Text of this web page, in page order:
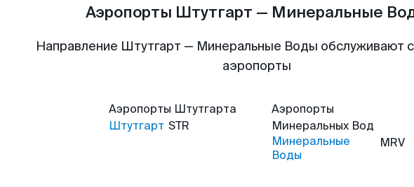
Аэропорты Штутгарт — Минеральные
Направление Штутгарт — Минеральные Воды обслуживают
аэропорты
Аэропорты Штутгарта
Штутгарт STR
Аэропорты
Минеральных Вод
Минеральные
Воды
MRV